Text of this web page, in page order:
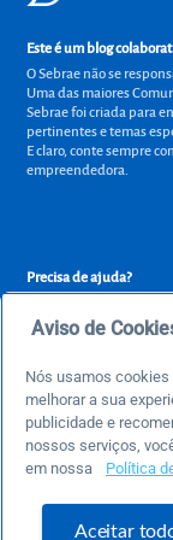
Este é um blog
O Sebrae não se
Uma das maiores
Sebrae foi criada para
pertinentes e temas
E claro, conte sempre
empreendedora.
Precisa de ajuda?
Sobre o Sebrae
Termos de uso
Aviso de
Nós usamos
melhorar a sua
publicidade e
nossos serviços,
em nossa
Política
Aceitar